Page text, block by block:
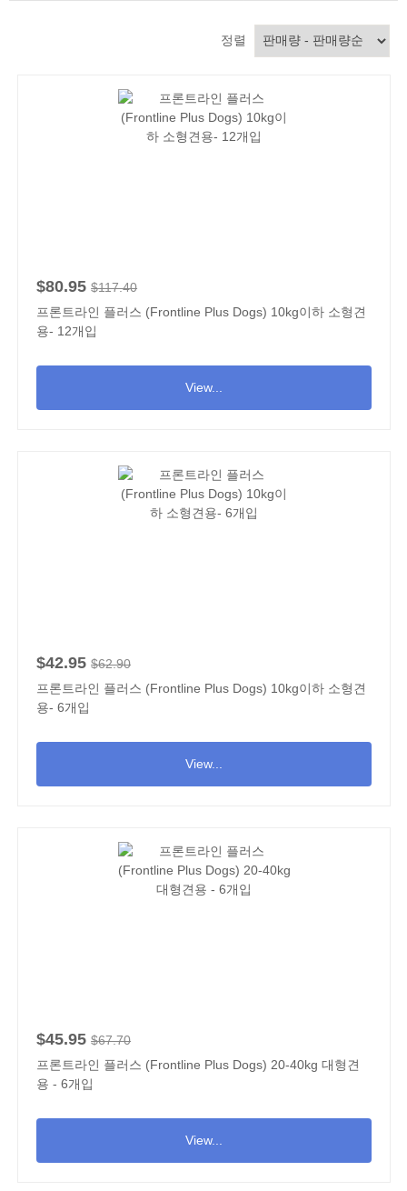
정렬
$80.95 $117.40
프론트라인 플러스 (Frontline Plus Dogs) 10kg이하 소형견
용- 12개입
View...
$42.95 $62.90
프론트라인 플러스 (Frontline Plus Dogs) 10kg이하 소형견
용- 6개입
View...
$45.95 $67.70
프론트라인 플러스 (Frontline Plus Dogs) 20-40kg 대형견
용 - 6개입
View...